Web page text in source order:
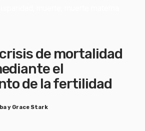
de mortalidad
el
de la fertilidad
y Grace Stark